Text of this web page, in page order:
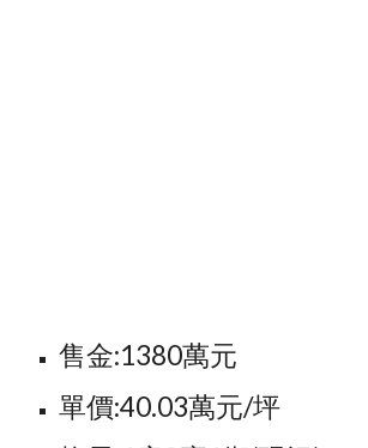
售金:1380萬元
單價:40.03萬元/坪